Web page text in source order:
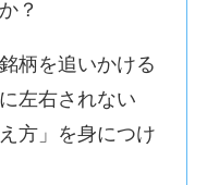
？
柄を追いかける
左右されない
方」を身につけ